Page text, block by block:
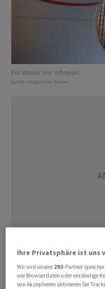
Ein Waver vor Infineon.
Quelle: imago/Sven Simon
So soll die
Zehn-Prozentbereich
Ihre Privatsphäre ist uns
Wir und unsere 293-Partner
wie Browserdaten oder eindeutige
von Akzeptieren aktivieren Sie